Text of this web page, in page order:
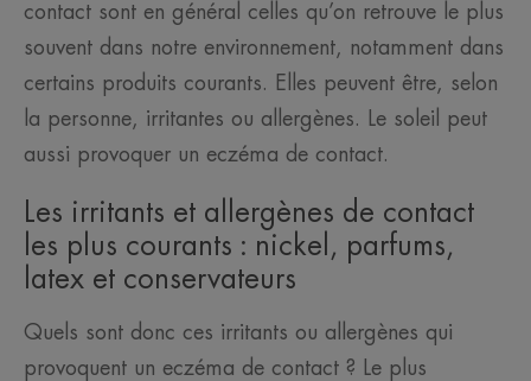
contact sont en général celles qu’on retrouve le plus
souvent dans notre environnement, notamment dans
certains produits courants. Elles peuvent être, selon
la personne, irritantes ou allergènes. Le soleil peut
aussi provoquer un eczéma de contact.
Les irritants et allergènes de contact
les plus courants : nickel, parfums,
latex et conservateurs
Quels sont donc ces irritants ou allergènes qui
provoquent un eczéma de contact ? Le plus